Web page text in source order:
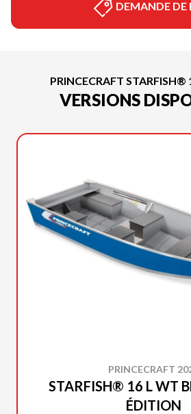
DEMANDE DE
PRINCECRAFT STARFISH®
VERSIONS
PRINCECRAFT
STARFISH® 16 L WT
ÉDITION